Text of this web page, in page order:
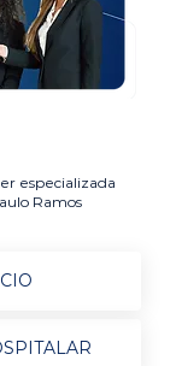
especializada
Ramos